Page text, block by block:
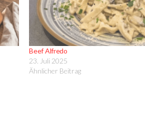
Beef Alfredo
23. Juli 2025
Ähnlicher Beitrag